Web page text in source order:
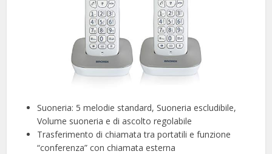
Suoneria: 5 melodie standard, Suoneria escludibile,
Volume suoneria e di ascolto regolabile
Trasferimento di chiamata tra portatili e funzione
“conferenza” con chiamata esterna